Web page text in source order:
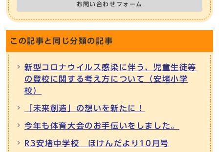
お問い合わせフォーム
この記事と同じ分類の記事
新型コロナウイルス感染に伴う、児童生徒等
の登校に関する考え方について（安堵小学
校）
「未来創造」の想いを新たに！
今年も体育大会のお手伝いをしました。
R3安堵中学校 ほけんだより10月号